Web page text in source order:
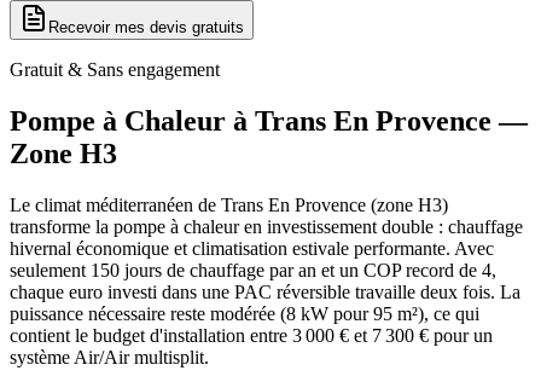
Recevoir mes devis gratuits
Gratuit & Sans engagement
Pompe à Chaleur à Trans En Provence —
Zone H3
Le climat méditerranéen de Trans En Provence (zone H3)
transforme la pompe à chaleur en investissement double : chauffage
hivernal économique et climatisation estivale performante. Avec
seulement 150 jours de chauffage par an et un COP record de 4,
chaque euro investi dans une PAC réversible travaille deux fois. La
puissance nécessaire reste modérée (8 kW pour 95 m²), ce qui
contient le budget d'installation entre 3 000 € et 7 300 € pour un
système Air/Air multisplit.